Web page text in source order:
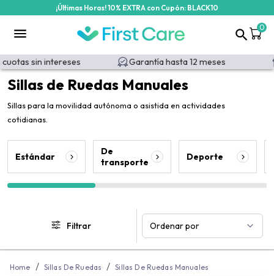
¡Últimas Horas! 10% EXTRA con Cupón: BLACK10
0
sin intereses Garantía hasta 12 meses
Sillas de Ruedas Manuales
Sillas para la movilidad autónoma o asistida en actividades
cotidianas.
Estándar
De
transporte
Deporte
Filtrar Ordenar por
Home / Sillas De Ruedas / Sillas De Ruedas Manuales
/categoria-producto/movilidad/sillas-de-ruedas-